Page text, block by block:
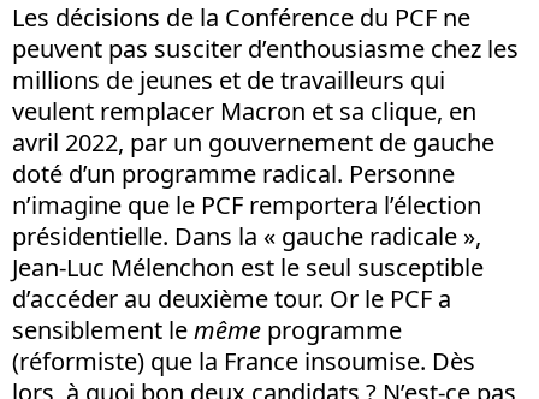
Les décisions de la Conférence du PCF ne
peuvent pas susciter d’enthousiasme chez les
millions de jeunes et de travailleurs qui
veulent remplacer Macron et sa clique, en
avril 2022, par un gouvernement de gauche
doté d’un programme radical. Personne
n’imagine que le PCF remportera l’élection
présidentielle. Dans la « gauche radicale »,
Jean-Luc Mélenchon est le seul susceptible
d’accéder au deuxième tour. Or le PCF a
sensiblement lemême programme
(réformiste) que la France insoumise. Dès
lors, à quoi bon deux candidats ? N’est-ce pas